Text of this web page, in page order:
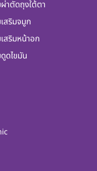
าตัดถุงใต้ตา
สริมจมูก
สริมหน้าอก
ดไขมัน